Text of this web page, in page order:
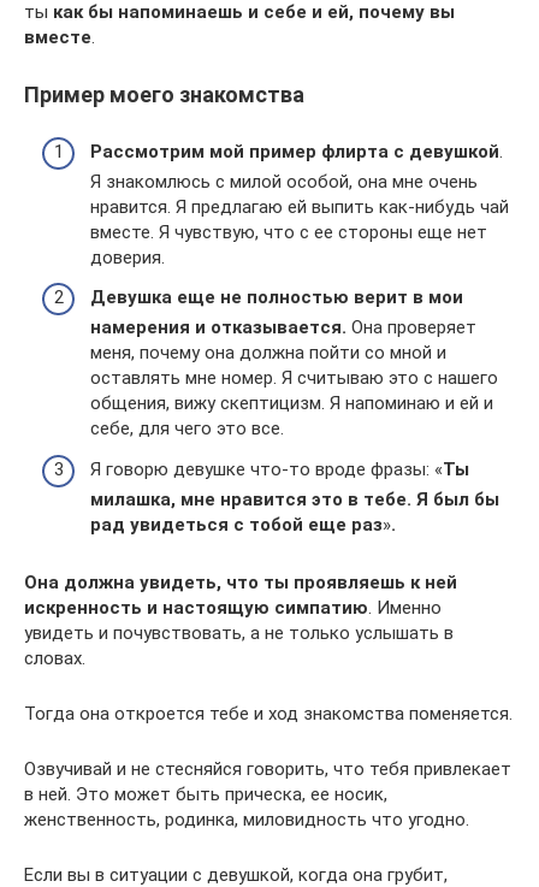
ты как бы напоминаешь и себе и ей, почему вы
вместе.
Пример моего знакомства
Рассмотрим мой пример флирта с девушкой
Я знакомлюсь с милой особой, она мне очень
нравится. Я предлагаю ей выпить как-нибудь чай
вместе. Я чувствую, что с ее стороны еще нет
доверия.
Девушка еще не полностью верит в мои
намерения и отказывается. Она проверяет
меня, почему она должна пойти со мной и
оставлять мне номер. Я считываю это с нашего
общения, вижу скептицизм. Я напоминаю и ей и
себе, для чего это все.
Я говорю девушке что-то вроде фразы: «Ты
милашка, мне нравится это в тебе. Я был бы
рад увидеться с тобой еще раз».
Она должна увидеть, что ты проявляешь к ней
искренность и настоящую симпатию . Именно
увидеть и почувствовать, а не только услышать в
словах.
Тогда она откроется тебе и ход знакомства поменяется.
Озвучивай и не стесняйся говорить, что тебя привлекает
в ней. Это может быть прическа, ее носик,
женственность, родинка, миловидность что угодно.
Если вы в ситуации с девушкой, когда она грубит,